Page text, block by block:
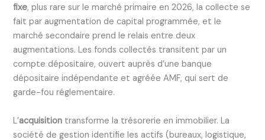
fixe, plus rare sur le marché primaire en 2026, la collecte se
fait par augmentation de capital programmée, et le
marché secondaire prend le relais entre deux
augmentations. Les fonds collectés transitent par un
compte dépositaire, ouvert auprès d’une banque
dépositaire indépendante et agréée AMF, qui sert de
garde-fou réglementaire.
L’acquisition transforme la trésorerie en immobilier. La
société de gestion identifie les actifs (bureaux, logistique,